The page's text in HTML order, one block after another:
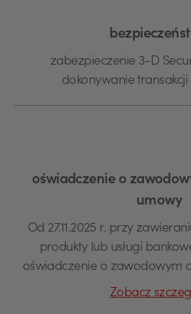
zabezpieczenie 3-D
dokonywanie
oświadczenie o
umowy
Od 27.11.2025 r. przy
produkty lub usługi
oświadczenie o zawodowym
Zobacz